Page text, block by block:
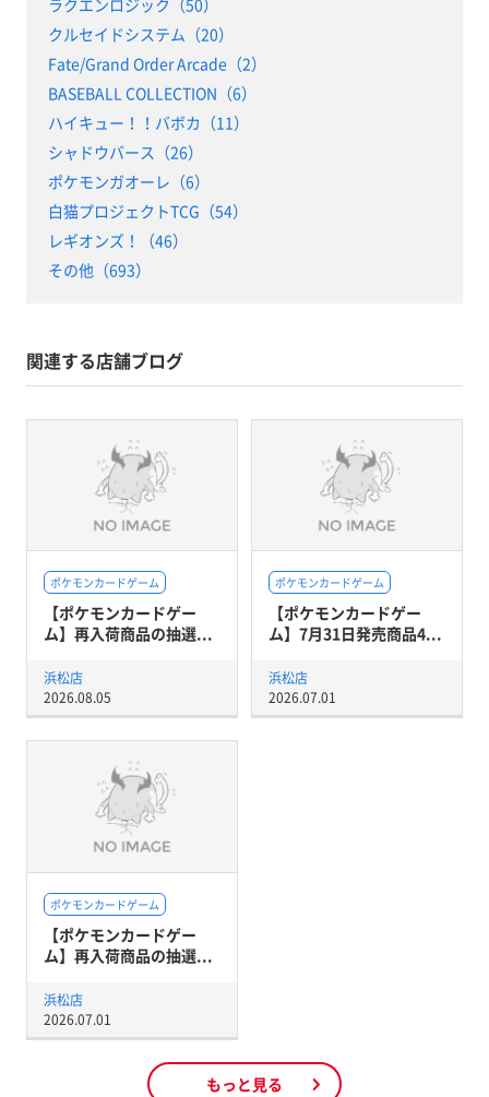
クルセイドシステム（20）
Fate/Grand Order Arcade（2）
BASEBALL COLLECTION（6）
ハイキュー！！バボカ（11）
シャドウバース（26）
ポケモンガオーレ（6）
白猫プロジェクトTCG（54）
レギオンズ！（46）
その他（693）
関連する店舗ブログ
ポケモンカードゲーム
【ポケモンカードゲー
ム】再入荷商品の抽選...
浜松店
2026.08.05
ポケモンカードゲーム
【ポケモンカードゲー
ム】7月31日発売商品4...
浜松店
2026.07.01
ポケモンカードゲーム
【ポケモンカードゲー
ム】再入荷商品の抽選...
浜松店
2026.07.01
もっと見る